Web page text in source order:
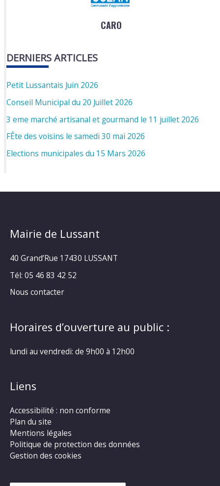
CARO
DERNIERS ARTICLES
Petit Lussantais Juin 2026
Conseil Municipal du 20 Juillet 2026
3 eme marché artisanal et gourmand le 11 juillet 2026
FÊte des voisins le samedi 30 mai 2026
Elections municipales du 15 Mars 2026
Mairie de Lussant
40 Grand’Rue 17430 LUSSANT
Tél: 05 46 83 42 52
Nous contacter
Horaires d’ouverture au public :
lundi au vendredi: de 9h00 à 12h00
Liens
Accessibilité : non conforme
Plan du site
Mentions légales
Politique de protection des données
Gestion des cookies